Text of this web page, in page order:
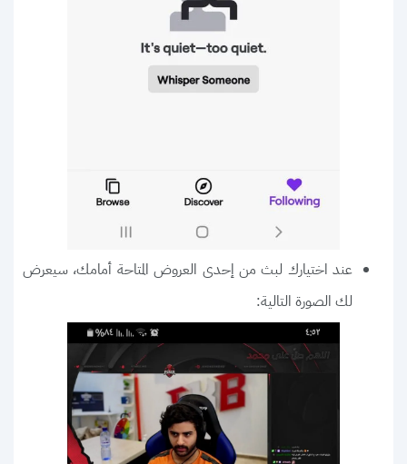
عند اختيارك لبث من إحدى العروض المتاحة أمامك، سيعرض
لك الصورة التالية: